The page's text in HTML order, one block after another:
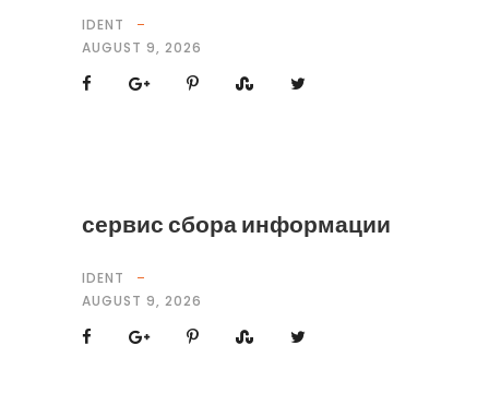
IDENT
AUGUST 9, 2026
сервис сбора информации
IDENT
AUGUST 9, 2026